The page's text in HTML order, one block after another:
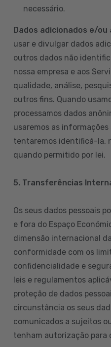
necessário.
Dados adicionados e/ou
usar e divulgar dados
outros dados não
nossa empresa e aos
qualidade, análise,
outros fins. Quando
processamos dados
usaremos as
tentaremos identificá-la,
quando permitido por lei.
5. Transferências
Os seus dados pessoais
e fora do Espaço
dimensão internacional
conformidade com os
confidencialidade e
leis e regulamentos
proteção de dados
circunstância os seus
comunicados a sujeitos
tenham autorização